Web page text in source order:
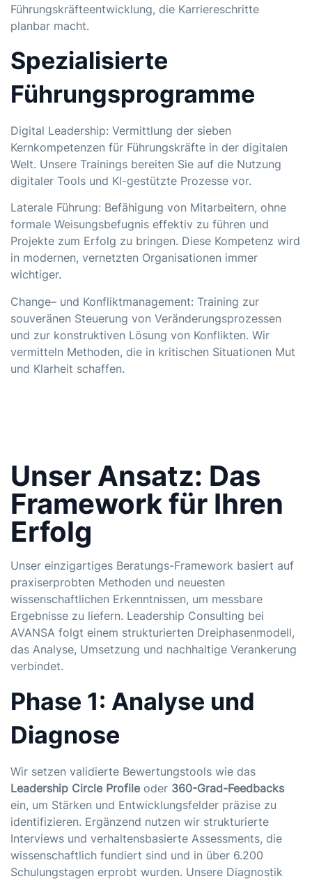
Führungskräfteentwicklung, die Karriereschritte
planbar macht.
Spezialisierte
Führungsprogramme
Digital Leadership: Vermittlung der sieben
Kernkompetenzen für Führungskräfte in der digitalen
Welt. Unsere Trainings bereiten Sie auf die Nutzung
digitaler Tools und KI-gestützte Prozesse vor.
Laterale Führung: Befähigung von Mitarbeitern, ohne
formale Weisungsbefugnis effektiv zu führen und
Projekte zum Erfolg zu bringen. Diese Kompetenz wird
in modernen, vernetzten Organisationen immer
wichtiger.
Change– und Konfliktmanagement: Training zur
souveränen Steuerung von Veränderungsprozessen
und zur konstruktiven Lösung von Konflikten. Wir
vermitteln Methoden, die in kritischen Situationen Mut
und Klarheit schaffen.
Unser Ansatz: Das
Framework für Ihren
Erfolg
Unser einzigartiges Beratungs-Framework basiert auf
praxiserprobten Methoden und neuesten
wissenschaftlichen Erkenntnissen, um messbare
Ergebnisse zu liefern. Leadership Consulting bei
AVANSA folgt einem strukturierten Dreiphasenmodell,
das Analyse, Umsetzung und nachhaltige Verankerung
verbindet.
Phase 1: Analyse und
Diagnose
Wir setzen validierte Bewertungstools wie das
Leadership Circle Profileoder 360-Grad-Feedbacks
ein, um Stärken und Entwicklungsfelder präzise zu
identifizieren. Ergänzend nutzen wir strukturierte
Interviews und verhaltensbasierte Assessments, die
wissenschaftlich fundiert sind und in über 6.200
Schulungstagen erprobt wurden. Unsere Diagnostik